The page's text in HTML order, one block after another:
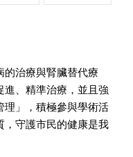
的治療與腎臟替代療
進、精準治療，並且強
理」，積極參與學術活
，守護市民的健康是我